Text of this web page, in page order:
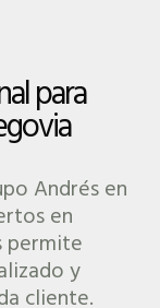
para
Andrés en
en
permite
y
cliente.